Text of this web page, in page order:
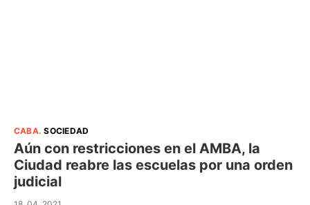
CABA.SOCIEDAD
Aún con restricciones en el AMBA, la
Ciudad reabre las escuelas por una orden
judicial